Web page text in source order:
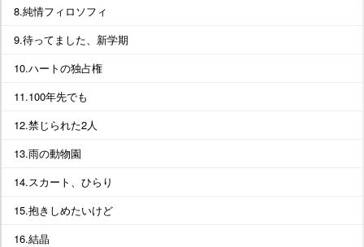
8.純情フィロソフィ
9.待ってました、新学期
10.ハートの独占権
11.100年先でも
12.禁じられた2人
13.雨の動物園
14.スカート、ひらり
15.抱きしめたいけど
16.結晶